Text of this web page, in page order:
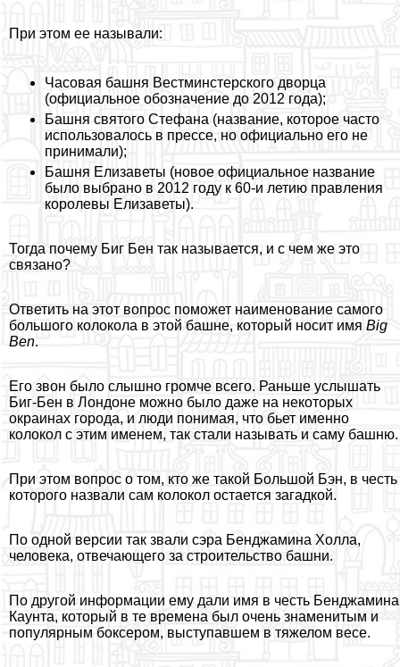
При этом ее называли:
Часовая башня Вестминстерского дворца
(официальное обозначение до 2012 года);
Башня святого Стефана (название, которое часто
использовалось в прессе, но официально его не
принимали);
Башня Елизаветы (новое официальное название
было выбрано в 2012 году к 60-и летию правления
королевы Елизаветы).
Тогда почему Биг Бен так называется, и с чем же это
связано?
Ответить на этот вопрос поможет наименование самого
большого колокола в этой башне, который носит имя Big
Ben.
Его звон было слышно громче всего. Раньше услышать
Биг-Бен в Лондоне можно было даже на некоторых
окраинах города, и люди понимая, что бьет именно
колокол с этим именем, так стали называть и саму башню.
При этом вопрос о том, кто же такой Большой Бэн, в честь
которого назвали сам колокол остается загадкой.
По одной версии так звали сэра Бенджамина Холла,
человека, отвечающего за строительство башни.
По другой информации ему дали имя в честь Бенджамина
Каунта, который в те времена был очень знаменитым и
популярным боксером, выступавшем в тяжелом весе.